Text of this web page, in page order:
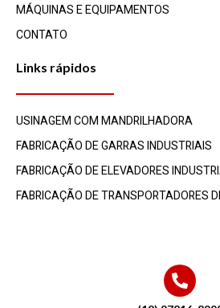
MÁQUINAS E EQUIPAMENTOS
CONTATO
Links rápidos
USINAGEM COM MANDRILHADORA
FABRICAÇÃO DE GARRAS INDUSTRIAIS
FABRICAÇÃO DE ELEVADORES
FABRICAÇÃO DE TRANSPORTADORES